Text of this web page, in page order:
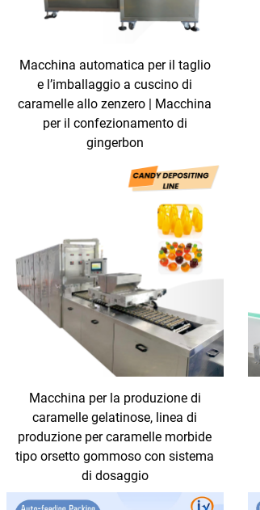
Macchina automatica per il taglio
e l’imballaggio a cuscino di
caramelle allo zenzero | Macchina
per il confezionamento di
gingerbon
Macchina per la produzione di
caramelle gelatinose, linea di
produzione per caramelle morbide
tipo orsetto gommoso con sistema
di dosaggio